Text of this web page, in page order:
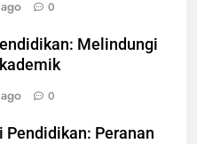
0
Melindungi
0
Peranan